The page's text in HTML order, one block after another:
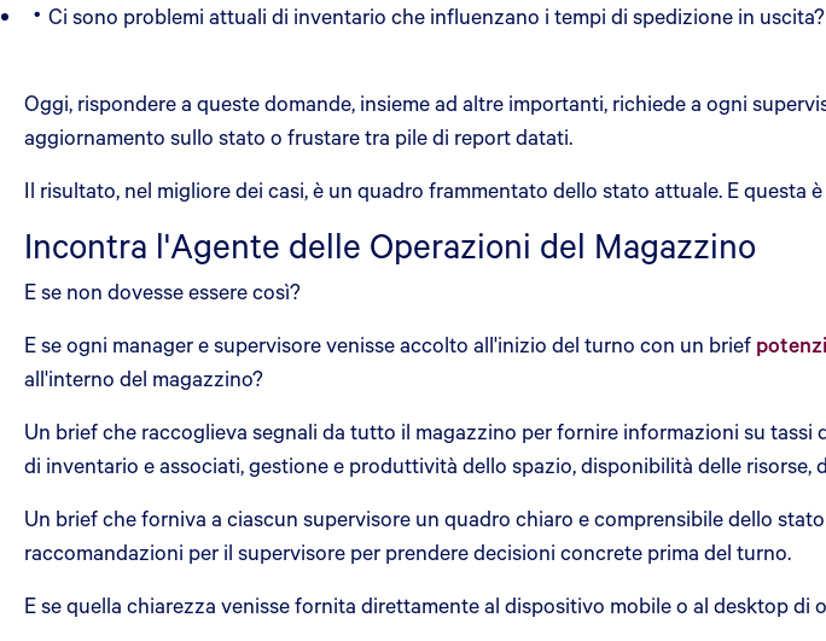
Ci sono problemi attuali di inventario che influenzano i tempi di spedizione in uscita?
Oggi, rispondere a queste domande, insieme ad altre importanti, richiede a ogni
aggiornamento sullo stato o frustare tra pile di report datati.
Il risultato, nel migliore dei casi, è un quadro frammentato dello stato attuale. E
Incontra l'Agente delle Operazioni del Magazzino
E se non dovesse essere così?
E se ogni manager e supervisore venisse accolto all'inizio del turno con un brief
all'interno del magazzino?
Un brief che raccoglieva segnali da tutto il magazzino per fornire informazioni su
di inventario e associati, gestione e produttività dello spazio, disponibilità delle risorse,
Un brief che forniva a ciascun supervisore un quadro chiaro e comprensibile dello
raccomandazioni per il supervisore per prendere decisioni concrete prima del turno.
E se quella chiarezza venisse fornita direttamente al dispositivo mobile o al desktop di